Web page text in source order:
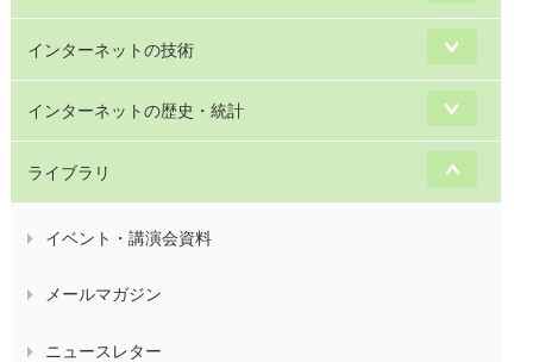
インターネットの技術
インターネットの歴史・統計
ライブラリ
イベント・講演会資料
メールマガジン
ニュースレター